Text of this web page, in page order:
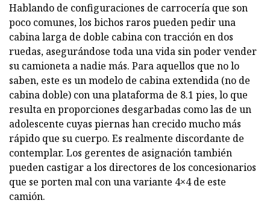
Hablando de configuraciones de carrocería que son
poco comunes, los bichos raros pueden pedir una
cabina larga de doble cabina con tracción en dos
ruedas, asegurándose toda una vida sin poder vender
su camioneta a nadie más. Para aquellos que no lo
saben, este es un modelo de cabina extendida (no de
cabina doble) con una plataforma de 8.1 pies, lo que
resulta en proporciones desgarbadas como las de un
adolescente cuyas piernas han crecido mucho más
rápido que su cuerpo. Es realmente discordante de
contemplar. Los gerentes de asignación también
pueden castigar a los directores de los concesionarios
que se porten mal con una variante 4×4 de este
camión.